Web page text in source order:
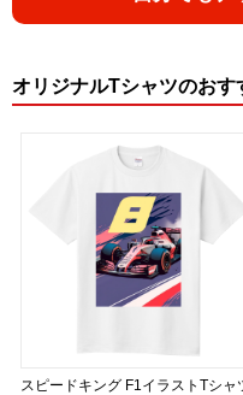
オリジナルTシャツのおす
スピードキング F1イラストTシャ